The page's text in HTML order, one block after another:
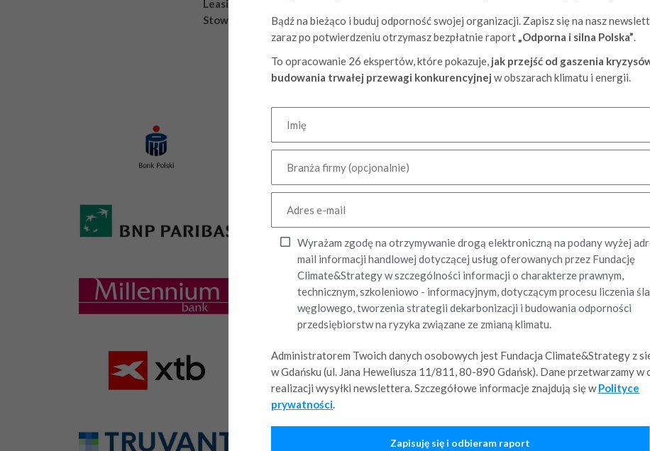
Leasingowego, ING Banku Śląskiego, Kaczmarski Group, Banku Millennium, mLeasingu,
Stowarzyszenia Komunikacji Marketingowej SAR.
Zaufali nam
Bądź na bieżąco i buduj odporność swojej organizacji. Zapisz się na nasz
zaraz po potwierdzeniu otrzymasz bezpłatnie raport„Odporna i silna Polska”.
To opracowanie 26 ekspertów, które pokazuje, jak przejść od gaszenia
budowania trwałej przewagi konkurencyjnej w obszarach klimatu i energii.
Wyrażam zgodę na otrzymywanie drogą elektroniczną na podany wyżej
mail informacji handlowej dotyczącej usług oferowanych przez Fundację
Climate&Strategy w szczególności informacji o charakterze prawnym,
technicznym, szkoleniowo - informacyjnym, dotyczącym procesu liczenia
węglowego, tworzenia strategii dekarbonizacji i budowania odporności
przedsiębiorstw na ryzyka związane ze zmianą klimatu.
Administratorem Twoich danych osobowych jest Fundacja Climate&Strategy z
w Gdańsku (ul. Jana Heweliusza 11/811, 80-890 Gdańsk). Dane przetwarzamy w
realizacji wysyłki newslettera. Szczegółowe informacje znajdują się wPolityce
prywatności.
Zapisuję się i odbieram raport